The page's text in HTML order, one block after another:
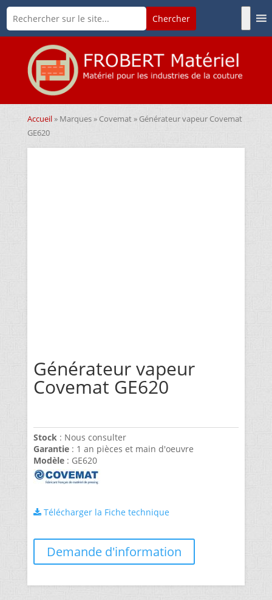
Accueil» Marques» Covemat» Générateur vapeur Covemat
GE620
Générateur vapeur
Covemat GE620
Stock: Nous consulter
Garantie: 1 an pièces et main d'oeuvre
Modèle: GE620
Télécharger la Fiche technique
Demande d'information